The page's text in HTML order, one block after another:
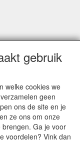
verstuurd
vermeldt
gebruik
welke cookies we
geen
ons de site en je
ze ons om onze
Ga je voor
voordelen? Vink dan